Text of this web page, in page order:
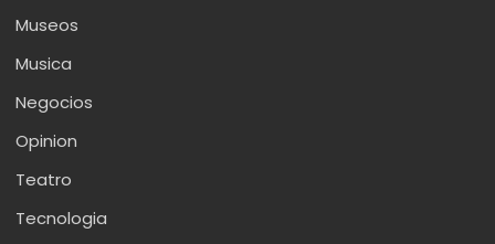
Museos
Musica
Negocios
Opinion
Teatro
Tecnologia